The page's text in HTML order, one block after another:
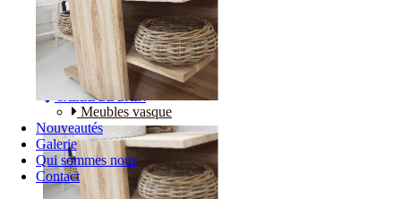
Meubles vasque
Nouveautés
Galerie
Qui sommes nous
Contact
Bureaux
SALLE DE BAIN